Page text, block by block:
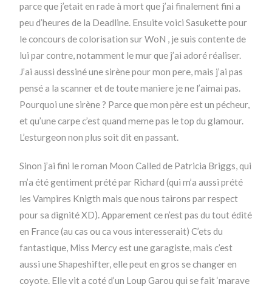
parce que j’etait en rade à mort que j’ai finalement fini a
peu d’heures de la Deadline. Ensuite voici Sasukette pour
le concours de colorisation sur WoN , je suis contente de
lui par contre, notamment le mur que j’ai adoré réaliser.
J’ai aussi dessiné une sirène pour mon pere, mais j’ai pas
pensé a la scanner et de toute maniere je ne l’aimai pas.
Pourquoi une sirène ? Parce que mon père est un pécheur,
et qu’une carpe c’est quand meme pas le top du glamour.
L’esturgeon non plus soit dit en passant.
Sinon j’ai fini le roman Moon Called de Patricia Briggs, qui
m’a été gentiment prété par Richard (qui m’a aussi prété
les Vampires Knigth mais que nous tairons par respect
pour sa dignité XD). Apparement ce n’est pas du tout édité
en France (au cas ou ca vous interesserait) C’ets du
fantastique, Miss Mercy est une garagiste, mais c’est
aussi une Shapeshifter, elle peut en gros se changer en
coyote. Elle vit a coté d’un Loup Garou qui se fait ‘marave